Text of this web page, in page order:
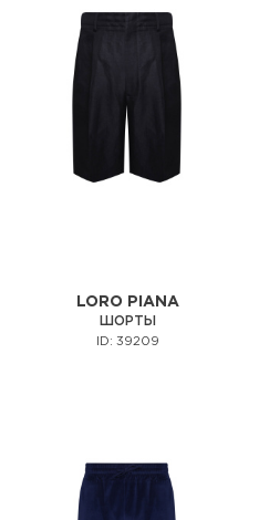
LORO PIANA
ШОРТЫ
ID: 39209